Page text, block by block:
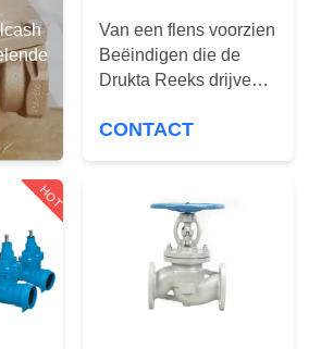
Van een flens voorzien
Beëindigen die de
Drukta Reeks drijven
staalKogelklep 150LB
CONTACT
HOT